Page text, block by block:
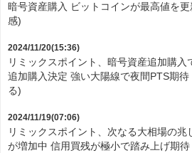
暗号資産購入 ビットコインが最高値を
感)
2024/11/20(15:36)
リミックスポイント、暗号資産追加購
追加購入決定 強い大陽線で夜間PTS期
る)
2024/11/19(07:06)
リミックスポイント、次なる大相場の兆
が増加中 信用買残が極小で踏み上げ期